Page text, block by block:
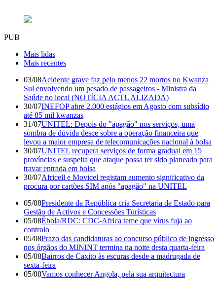
PUB
Mais lidas
Mais recentes
03/08Acidente grave faz pelo menos 22 mortos no Kwanza
Sul envolvendo um pesado de passageiros - Ministra da
Saúde no local (NOTÍCIA ACTUALIZADA)
30/07INEFOP abre 2.000 estágios em Agosto com subsídio
até 85 mil kwanzas
31/07UNITEL: Depois do "apagão" nos serviços, uma
sombra de dúvida desce sobre a operação financeira que
levou a maior empresa de telecomunicações nacional à bolsa
30/07UNITEL recupera serviços de forma gradual em 15
províncias e suspeita que ataque possa ter sido planeado para
travar entrada em bolsa
30/07Africell e Movicel registam aumento significativo da
procura por cartões SIM após "apagão" na UNITEL
05/08Presidente da República cria Secretaria de Estado para
Gestão de Activos e Concessões Turísticas
05/08Ébola/RDC: CDC-Africa teme que vírus fuja ao
controlo
05/08Prazo das candidaturas ao concurso público de ingresso
nos órgãos do MININT termina na noite desta quarta-feira
05/08Bairros de Caxito às escuras desde a madrugada de
sexta-feira
05/08Vamos conhecer Angola, pela sua arquitectura